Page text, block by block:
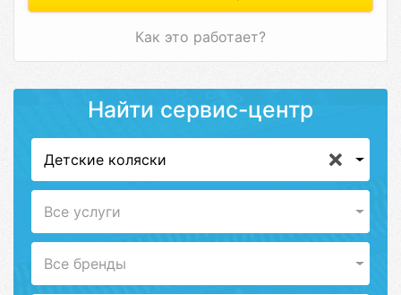
Как это работает?
Найти сервис-центр
Детские коляски
Все услуги
Все бренды